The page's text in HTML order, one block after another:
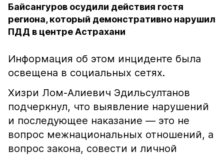
Байсангуров осудили действия гостя
региона, который демонстративно нарушил
ПДД в центре Астрахани
Информация об этом инциденте была
освещена в социальных сетях.
Хизри Лом-Алиевич Эдильсултанов
подчеркнул, что выявление нарушений
и последующее наказание — это не
вопрос межнациональных отношений, а
вопрос закона, совести и личной